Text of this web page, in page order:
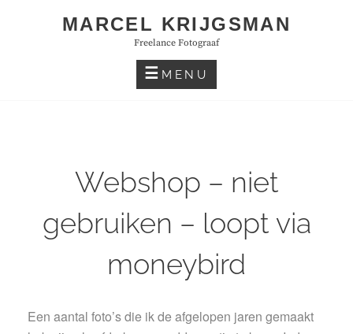
MARCEL KRIJGSMAN
Freelance Fotograaf
MENU
Webshop – niet
gebruiken – loopt via
moneybird
Een aantal foto’s die ik de afgelopen jaren gemaakt